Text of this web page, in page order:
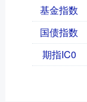
基金指数
国债指数
期指IC0